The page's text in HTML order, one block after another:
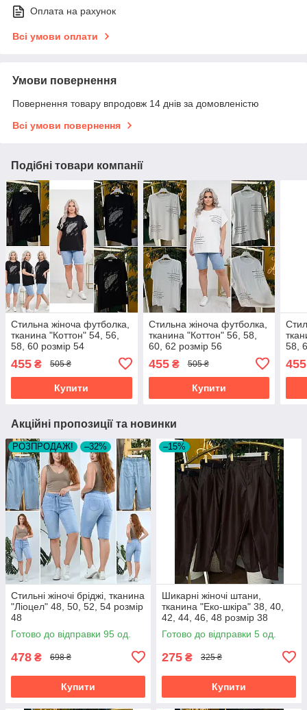
Оплата на рахунок
Всі умови оплати
Умови повернення
Повернення товару впродовж 14 днів за домовленістю
Всі умови повернення
Подібні товари компанії
Стильна жіноча футболка,
тканина "Коттон" 54, 56,
58, 60 розмір 54
455 ₴ 505 ₴
Купити
Стильна жіноча футболка,
тканина "Коттон" 56, 58,
60, 62 розмір 56
455₴ 505 ₴
Купити
58,
455
Акційні пропозиції та новинки
РОЗПРОДАЖ! –32%
Стильні жіночі бріджі, тканина
"Ліоцел" 48, 50, 52, 54 розмір
48
Готово до відправки 95 од.
478 ₴ 698 ₴
Купити
–15%
Шикарні жіночі штани,
тканина "Еко-шкіра" 38, 40,
42, 44, 46, 48 розмір 38
Готово до відправки 5 од.
275 ₴ 325 ₴
Купити